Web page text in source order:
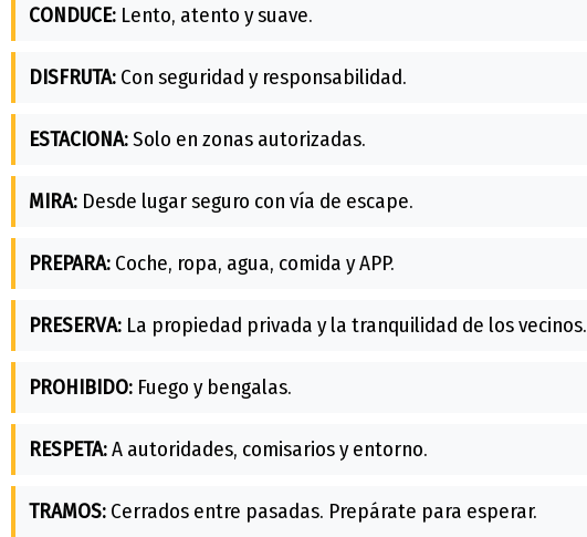
CONDUCE: Lento, atento y suave.
DISFRUTA: Con seguridad y responsabilidad.
ESTACIONA:Solo en zonas autorizadas.
MIRA: Desde lugar seguro con vía de escape.
PREPARA: Coche, ropa, agua, comida y APP.
PRESERVA: La propiedad privada y la tranquilidad de los vecinos.
PROHIBIDO: Fuego y bengalas.
RESPETA:A autoridades, comisarios y entorno.
TRAMOS: Cerrados entre pasadas. Prepárate para esperar.